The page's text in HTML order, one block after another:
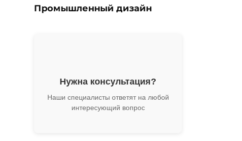
Промышленный дизайн
Нужна консультация?
Наши специалисты ответят на любой
интересующий вопрос